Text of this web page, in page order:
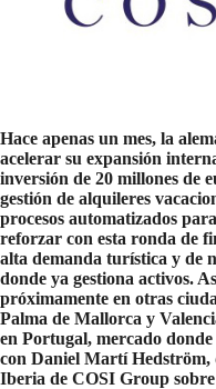
Hace apenas un mes, la
acelerar su expansión
inversión de 20 millones de
gestión de alquileres
procesos automatizados
reforzar con esta ronda de
alta demanda turística y de
donde ya gestiona activos.
próximamente en otras
Palma de Mallorca y
en Portugal, mercado
con Daniel Martí Hedström,
Iberia de COSI Group